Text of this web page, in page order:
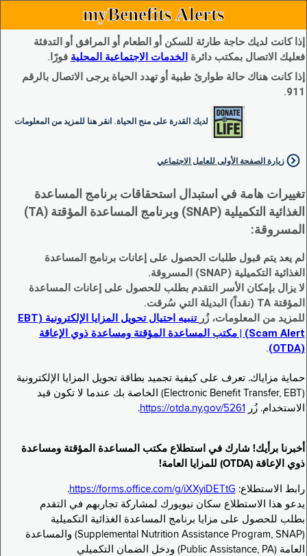
myBenefits Alerts
إذا كانت لديك حاجة طارئة للسكن أو الطعام أو المرافق أو التدفئة
فعليك الاتصال بمكتب دائرة الخدمات الاجتماعية المحلية فورًا.
إذا كانت هناك حالة طوارئ طبية أو تهدد الحياة يرجى الاتصال بالرقم
911.
لديك القدرة على منح الحياة. انقر هنا للمزيد من المعلومات
زيارة الصفحة الأولى للعامل الاجتماعي
تغييرات هامة في استبدال استحقاقات برنامج المساعدة
الغذائية التكميلية (SNAP) وبرنامج المساعدة المؤقتة (TA)
المسروقة:
لم يعد يتم قبول طلبات الحصول على إعانات برنامج المساعدة
الغذائية التكميلية (SNAP) المسروقة.
لا يزال بإمكان الأسر التقدم بطلب للحصول على إعانات المساعدة
المؤقتة TA (نقداً) البديلة التي سُرقت.
للمزيد من المعلومات، زُر
تنبيه احتيال تحويل المزايا الإلكترونية (EBT
Scam Alert) | مكتب المساعدة المؤقتة ومساعدة ذوي الإعاقة
(OTDA)
.
حماية مزاياك. تعرف على كيفية تجميد بطاقة تحويل المزايا الإلكترونية
(Electronic Benefit Transfer, EBT) الخاصة بك عندما لا تكون قيد
الاستخدام. زُر
https://otda.ny.gov/5261
.
أخبرنا برأيك! شارك في استطلاع مكتب المساعدة المؤقتة ومساعدة
ذوي الإعاقة (OTDA) للمزايا العامة!
رابط الاستطلاع: https://forms.office.com/g/iXXyiDETtG
.
يدعو هذا الاستطلاع سكان نيويورك لمشاركة تجاربهم في التقدم
بطلب للحصول على مزايا برنامج المساعدة الغذائية التكميلية
(Supplemental Nutrition Assistance Program, SNAP) والمساعدة
العامة (Public Assistance, PA) ودخل الضمان التكميلي